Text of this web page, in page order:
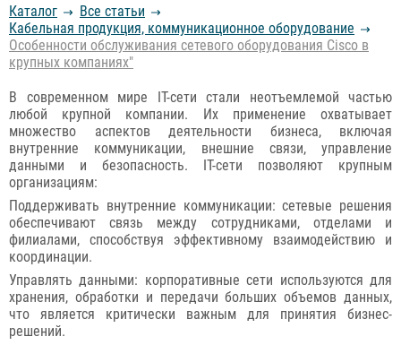
Каталог
Все статьи
Кабельная продукция, коммуникационное оборудование
Особенности обслуживания сетевого оборудования Cisco в
крупных компаниях"
В современном мире IT-сети стали неотъемлемой частью
любой крупной компании. Их применение охватывает
множество аспектов деятельности бизнеса, включая
внутренние коммуникации, внешние связи, управление
данными и безопасность. IT-сети позволяют крупным
организациям:
Поддерживать внутренние коммуникации: сетевые решения
обеспечивают связь между сотрудниками, отделами и
филиалами, способствуя эффективному взаимодействию и
координации.
Управлять данными: корпоративные сети используются для
хранения, обработки и передачи больших объемов данных,
что является критически важным для принятия бизнес-
решений.